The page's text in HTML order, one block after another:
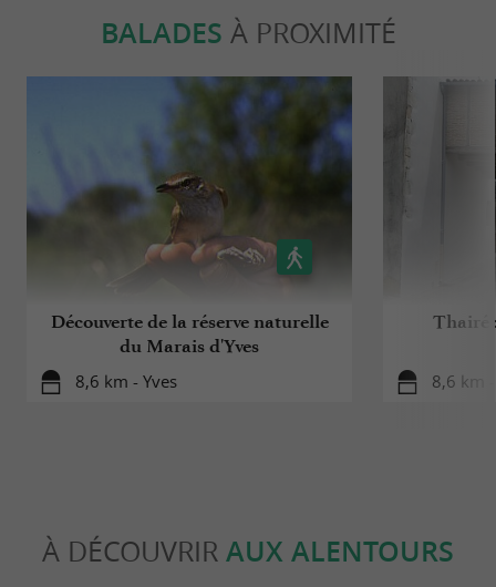
BALADES À PROXIMITÉ
Découverte de la réserve naturelle
du Marais d'Yves
8,6 km - Yves
Thairé
8,6 km
À DÉCOUVRIR AUX ALENTOURS